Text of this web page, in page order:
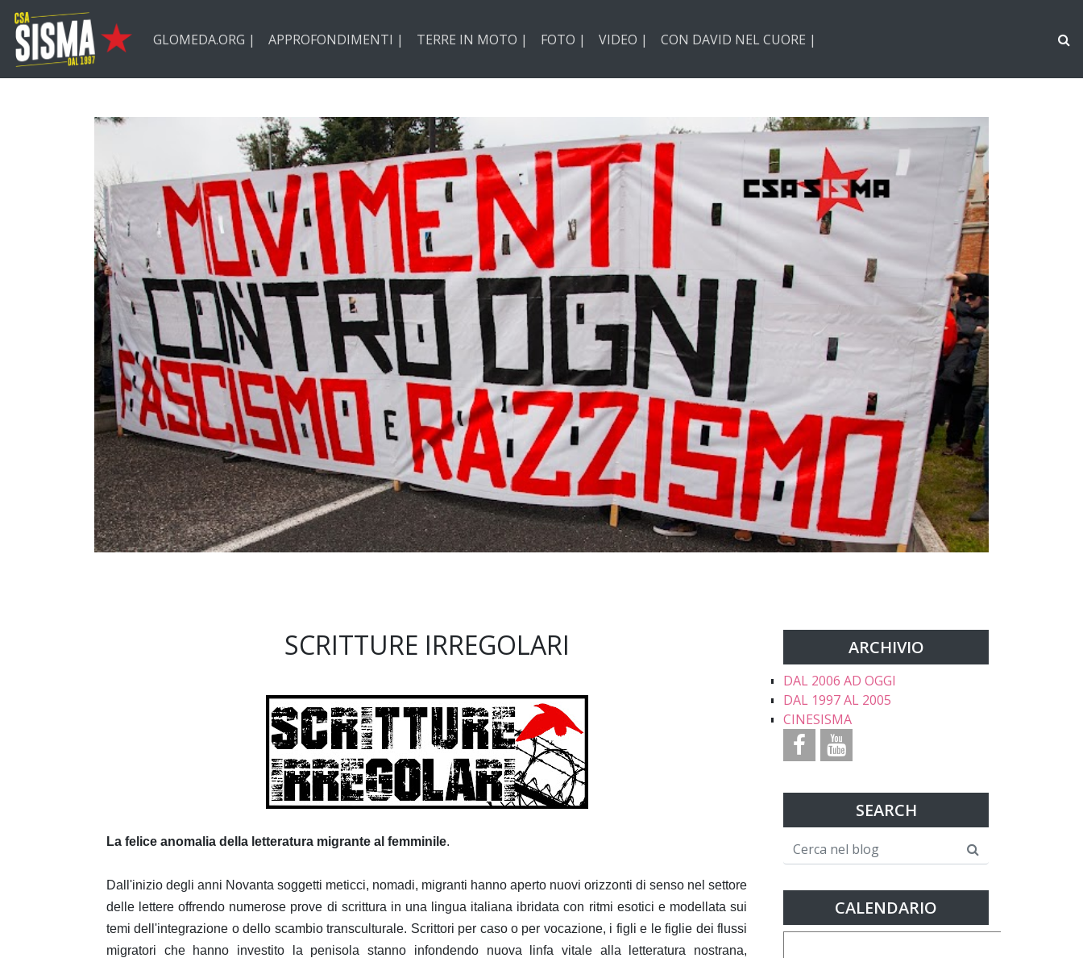
Passa ai contenuti principali
GLOMEDA.ORG |
APPROFONDIMENTI | TERRE IN MOTO | FOTO | VIDEO | CON DAVID NEL CUORE |
SCRITTURE IRREGOLARI
La felice anomalia della letteratura migrante al femminile.
Dall'inizio degli anni Novanta soggetti meticci, nomadi, migranti hanno aperto nuovi orizzonti di senso nel settore
delle lettere offrendo numerose prove di scrittura in una lingua italiana ibridata con ritmi esotici e modellata sui
temi dell'integrazione o dello scambio transculturale. Scrittori per caso o per vocazione, i figli e le figlie dei flussi
migratori che hanno investito la penisola stanno infondendo nuova linfa vitale alla letteratura nostrana,
ARCHIVIO
DAL 2006 AD OGGI
DAL 1997 AL 2005
CINESISMA
SEARCH
CALENDARIO